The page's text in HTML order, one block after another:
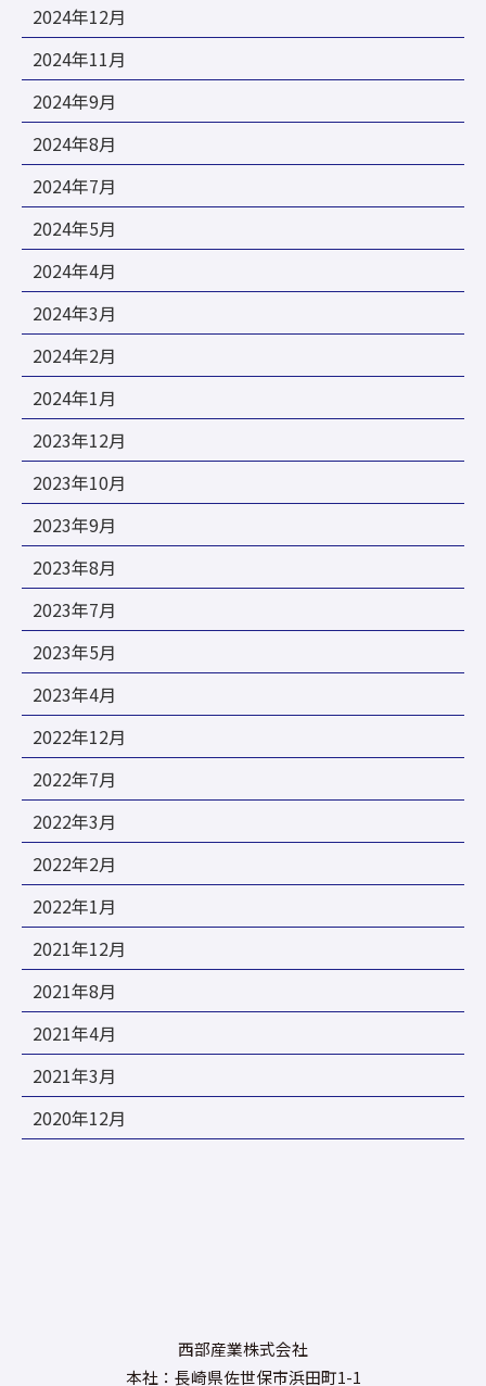
2024年12月
2024年11月
2024年9月
2024年8月
2024年7月
2024年5月
2024年4月
2024年3月
2024年2月
2024年1月
2023年12月
2023年10月
2023年9月
2023年8月
2023年7月
2023年5月
2023年4月
2022年12月
2022年7月
2022年3月
2022年2月
2022年1月
2021年12月
2021年8月
2021年4月
2021年3月
2020年12月
西部産業株式会社
本社：長崎県佐世保市浜田町1-1